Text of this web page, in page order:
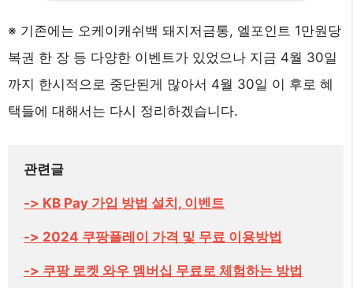
※ 기존에는 오케이캐쉬백 돼지저금통, 엘포인트 1만원당
복권 한 장 등 다양한 이벤트가 있었으나 지금 4월 30일
까지 한시적으로 중단된게 많아서 4월 30일 이 후로 혜
택들에 대해서는 다시 정리하겠습니다.
관련글
-> KB Pay 가입 방법 설치, 이벤트
-> 2024 쿠팡플레이 가격 및 무료 이용방법
-> 쿠팡 로켓 와우 멤버십 무료로 체험하는 방법